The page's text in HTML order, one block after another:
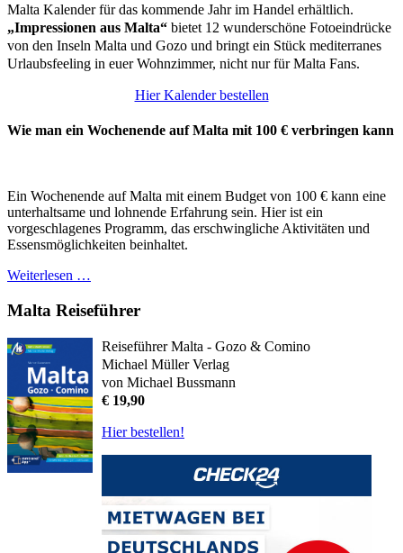
Malta Kalender für das kommende Jahr im Handel erhältlich.
„Impressionen aus Malta“ bietet 12 wunderschöne Fotoeindrücke
von den Inseln Malta und Gozo und bringt ein Stück mediterranes
Urlaubsfeeling in euer Wohnzimmer, nicht nur für Malta Fans.
Hier Kalender bestellen
Wie man ein Wochenende auf Malta mit 100 € verbringen kann
Ein Wochenende auf Malta mit einem Budget von 100 € kann eine
unterhaltsame und lohnende Erfahrung sein. Hier ist ein
vorgeschlagenes Programm, das erschwingliche Aktivitäten und
Essensmöglichkeiten beinhaltet.
Weiterlesen …
Malta Reiseführer
Reiseführer Malta - Gozo & Comino
Michael Müller Verlag
von Michael Bussmann
€ 19,90
Hier bestellen!